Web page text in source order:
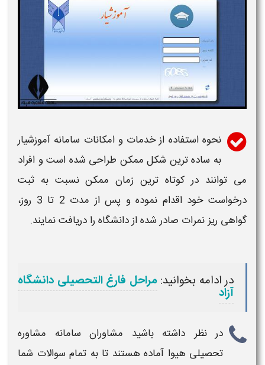
نحوه استفاده از خدمات و امکانات سامانه آموزشیار
به ساده ترین شکل ممکن طراحی شده است و افراد
می توانند در کوتاه ترین زمان ممکن نسبت به ثبت
درخواست خود اقدام نموده و پس از مدت 2 تا 3 روز،
گواهی ریز نمرات صادر شده ازدانشگاه را دریافتنمایند.
در ادامه بخوانید: مراحل فارغ التحصیلی دانشگاه
آزاد
در نظر داشته باشید مشاوران سامانه مشاوره
تحصیلی هیوا آماده هستند تا به تمام سوالات شما